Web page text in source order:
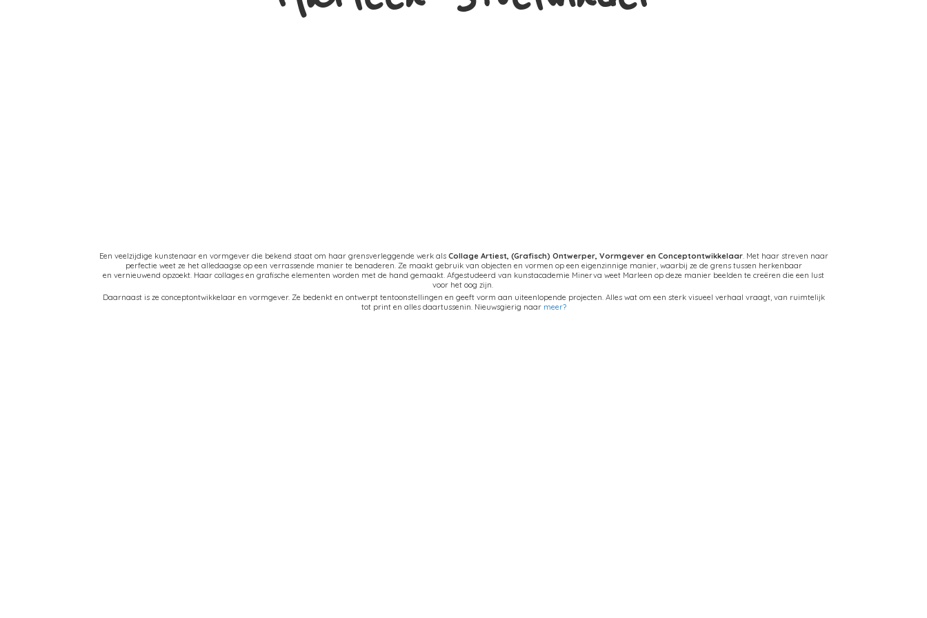
Een veelzijdige kunstenaar en vormgever die bekend staat om haar grensverleggende werk als Collage Artiest, (Grafisch) Ontwerper, Vormgever en Conceptontwikkelaar. Met haar streven naar
perfectie weet ze het alledaagse op een verrassende manier te benaderen. Ze maakt gebruik van objecten en vormen op een eigenzinnige manier, waarbij ze de grens tussen herkenbaar
en vernieuwend opzoekt. Haar collages en grafische elementen worden met de hand gemaakt. Afgestudeerd van kunstacademie Minerva weet Marleen op deze manier beelden te creëren die een lust
voor het oog zijn.
Daarnaast is ze conceptontwikkelaar en vormgever. Ze bedenkt en ontwerpt tentoonstellingen en geeft vorm aan uiteenlopende projecten. Alles wat om een sterk visueel verhaal vraagt, van ruimtelijk
tot print en alles daartussenin. Nieuwsgierig naar meer?